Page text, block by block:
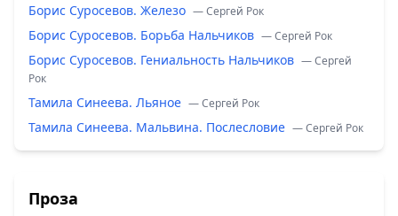
Борис Суросевов. Железо — Сергей Рок
Борис Суросевов. Борьба Нальчиков — Сергей Рок
Борис Суросевов. Гениальность Нальчиков — Сергей
Рок
Тамила Синеева. Льяное — Сергей Рок
Тамила Синеева. Мальвина. Послесловие — Сергей Рок
Проза